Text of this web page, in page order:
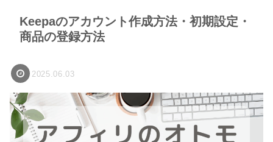
Keepaのアカウント作成方法・初期設定・
商品の登録方法
2025.06.03